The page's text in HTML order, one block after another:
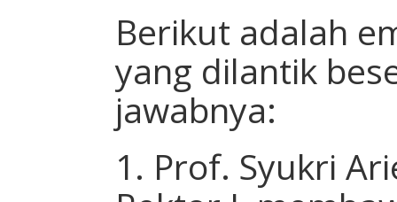
Berikut adalah
yang dilantik
jawabnya:
1. Prof. Syukri